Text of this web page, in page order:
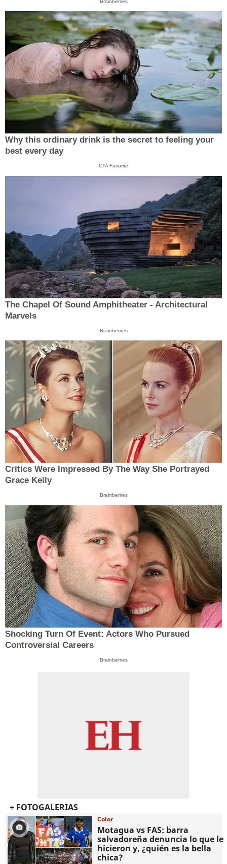
Brainberries
Why this ordinary drink is the secret to feeling your
best every day
CTA Favorite
The Chapel Of Sound Amphitheater - Architectural
Marvels
Brainberries
Critics Were Impressed By The Way She Portrayed
Grace Kelly
Brainberries
Shocking Turn Of Event: Actors Who Pursued
Controversial Careers
Brainberries
+ FOTOGALERIAS
Color
Motagua vs FAS: barra
salvadoreña denuncia lo que le
hicieron y, ¿quién es la bella
chica?